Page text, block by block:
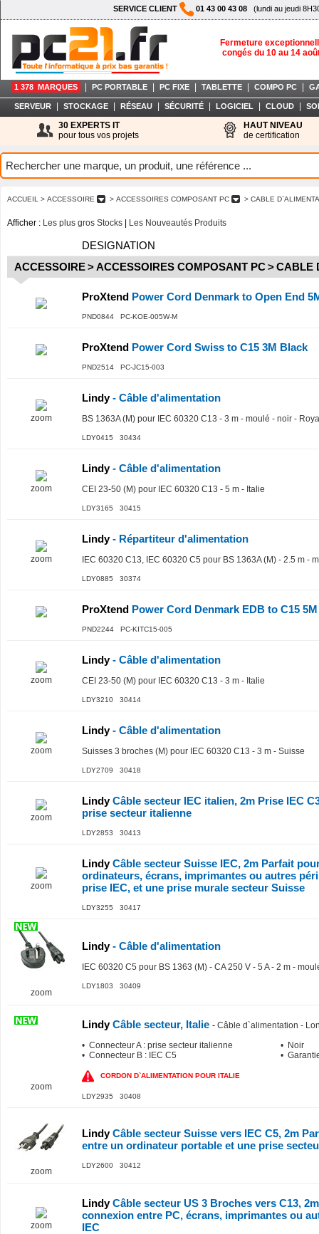
SERVICE CLIENT 01 43 00 43 08 (lundi au jeudi
Fermeture
congés du 10 au 14
1 378 MARQUES PC PORTABLE PC FIXE TABLETTE COMPO PC
SERVEUR STOCKAGE RÉSEAU SÉCURITÉ LOGICIEL CLOUD
30 EXPERTS IT
pour tous vos projets
HAUT NIVEAU
de certification
ACCUEIL > ACCESSOIRE > ACCESSOIRES COMPOSANT PC > CABLE
Afficher : Les plus gros Stocks Les Nouveautés Produits
DESIGNATION
ACCESSOIRE>ACCESSOIRES COMPOSANT PC>CABLE
ProXtend Power Cord Denmark to Open End
PND0844 PC-KOE-005W-M
ProXtend Power Cord Swiss to C15 3M Black
PND2514 PC-JC15-003
zoom
Lindy- Câble d'alimentation
BS 1363A (M) pour IEC 60320 C13 - 3 m - moulé - noir -
LDY0415 30434
zoom
Lindy- Câble d'alimentation
CEI 23-50 (M) pour IEC 60320 C13 - 5 m - Italie
LDY3165 30415
zoom
Lindy- Répartiteur d'alimentation
IEC 60320 C13, IEC 60320 C5 pour BS 1363A (M) - 2.5 m -
LDY0885 30374
ProXtend Power Cord Denmark EDB to C15
PND2244 PC-KITC15-005
zoom
Lindy- Câble d'alimentation
CEI 23-50 (M) pour IEC 60320 C13 - 3 m - Italie
LDY3210 30414
zoom
Lindy- Câble d'alimentation
Suisses 3 broches (M) pour IEC 60320 C13 - 3 m - Suisse
LDY2709 30418
zoom
LindyCâble secteur IEC italien, 2m Prise IEC
prise secteur italienne
LDY2853 30413
zoom
LindyCâble secteur Suisse IEC, 2m Parfait
ordinateurs, écrans, imprimantes ou autres
prise IEC, et une prise murale secteur Suisse
LDY3255 30417
zoom
Lindy- Câble d'alimentation
IEC 60320 C5 pour BS 1363 (M) - CA 250 V - 5 A - 2 m -
LDY1803 30409
zoom
LindyCâble secteur, Italie - Câble d`alimentation -
• Connecteur A : prise secteur italienne
• Connecteur B : IEC C5
• Noir
•
CORDON D`ALIMENTATION POUR ITALIE
LDY2935 30408
zoom
LindyCâble secteur Suisse vers IEC C5, 2m
entre un ordinateur portable et une prise
LDY2600 30412
zoom
LindyCâble secteur US 3 Broches vers C13,
connexion entre PC, écrans, imprimantes ou
IEC